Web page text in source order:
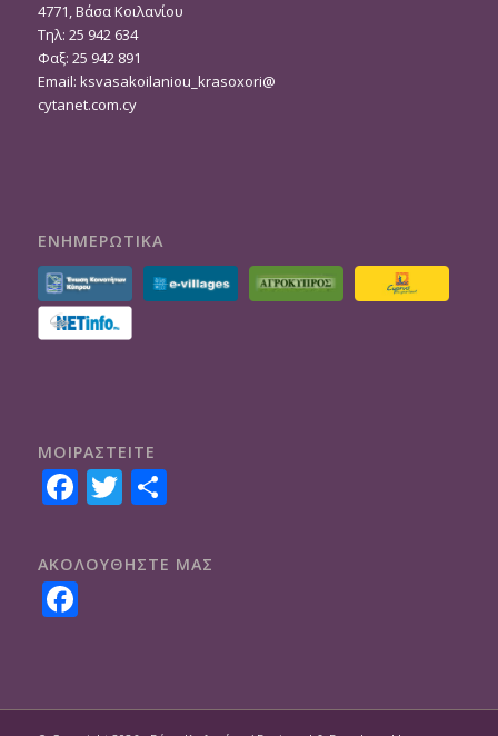
4771, Βάσα Κοιλανίου
Τηλ: 25 942 634
Φαξ: 25 942 891
Email: ksvasakoilaniou_krasoxori@
cytanet.com.cy
ΕΝΗΜΕΡΩΤΙΚΑ
ΜΟΙΡΑΣTEITE
Facebook
Twitter
Share
ΑΚΟΛΟΥΘΗΣΤΕ ΜΑΣ
Facebook